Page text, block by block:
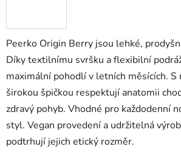
Peerko Origin Berry jsou lehké,
Díky textilnímu svršku a flexibilní
maximální pohodlí v letních měsících.
širokou špičkou respektují anatomii
zdravý pohyb. Vhodné pro každodenní
styl. Vegan provedení a udržitelná
podtrhují jejich etický rozměr.